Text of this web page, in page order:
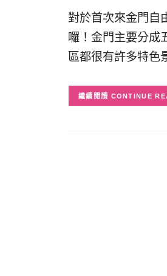
對於首次來金門自
囉！金門主要分成
區都很有許多特色
CONTINUE